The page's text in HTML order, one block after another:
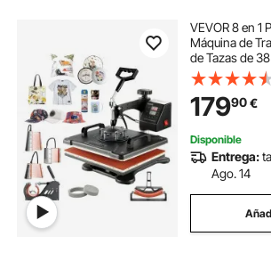
VEVOR 8 en 1
Máquina de
de Tazas de
Impresión de
LED Digital
sombreros
plato
17990€
Disponible
Entrega:
Ago. 14